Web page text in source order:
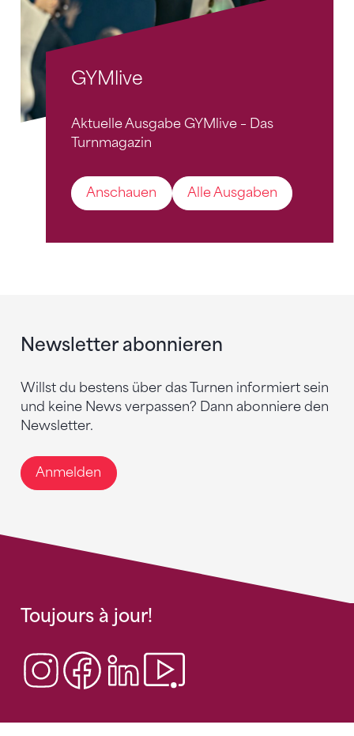
GYMlive
Aktuelle Ausgabe GYMlive – Das
Turnmagazin
Anschauen Alle Ausgaben
Newsletter abonnieren
Willst du bestens über das Turnen informiert sein
und keine News verpassen? Dann abonniere den
Newsletter.
Anmelden
Toujours à jour!